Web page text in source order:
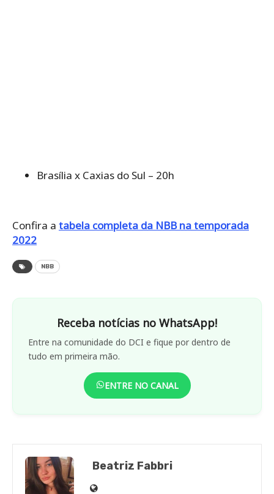
Brasília x Caxias do Sul – 20h
Confira a tabela completa da NBB na temporada
2022
NBB
Receba notícias no WhatsApp!
Entre na comunidade do DCI e fique por dentro de
tudo em primeira mão.
ENTRE NO CANAL
Beatriz Fabbri
Site